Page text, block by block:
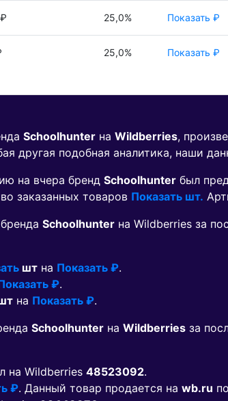
25,0% Показать ₽
25,0% Показать ₽
Schoolhunter на Wildberries,
другая подобная аналитика, наши
на вчера бренд Schoolhunter был
заказанных товаров Показать шт.
Schoolhunter на Wildberries за
шт на Показать ₽.
₽.
на Показать ₽.
Schoolhunter на Wildberries за
на Wildberries 48523092.
₽. Данный товар продается на wb.ru